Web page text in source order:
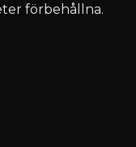
förbehållna.